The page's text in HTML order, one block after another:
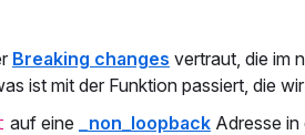
Breaking changes vertraut, die im
ist mit der Funktion passiert, die
auf eine _non_loopback Adresse